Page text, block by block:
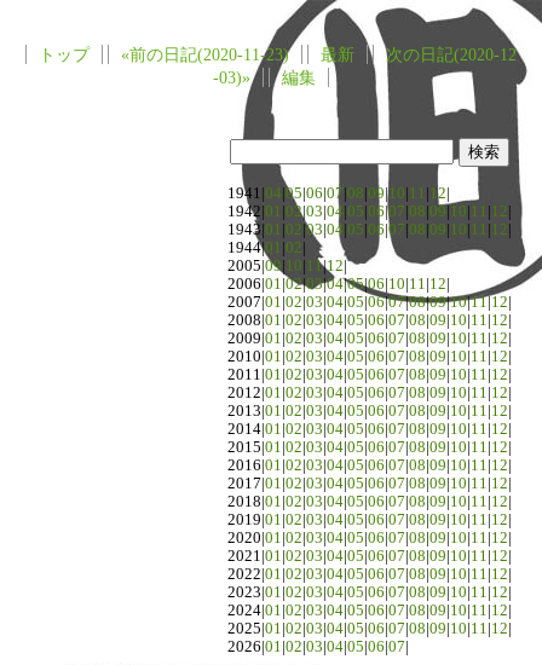
トップ «前の日記(2020-11-23) 最新
次の日記(2020-12
-03)»
編集
1941| 04 05 06 07 08 09 |10 11 12
1942| 01 02|03 04 05 06 |07 08 09 10 11 12
1943| 01 02 03 04 05 06 07 08 09 10 11 12
1944|01 02
2005| 09 10 11|12
2006| 01 02|03|04|05|06 10 11 12
2007| 01 02 03 04 05 06|07|08|09|10|11| 12
2008| 01 02 03 04 05 06 07 08 09 10 11 12
2009| 01 02 03 04 05 06 07 08 09 10 11 12
2010| 01 02 03 04 05 06 07 08 09 10 11 12
2011| 01 02 03 04 05 06 07 08 09 10 11 12
2012| 01 02 03 04 05 06 07 08 09 10 11 12
2013| 01 02 03 04 05 06 07 08 09 10 11 12
2014| 01 02 03 04 05 06 07 08 09 10 11 12
2015| 01 02 03 04 05 06 07 08 09 10 11 12
2016| 01 02 03 04 05 06 07 08 09 10 11 12
2017| 01 02 03 04 05 06 07 08 09 10 11 12
2018| 01 02 03 04 05 06 07 08 09 10 11 12
2019| 01 02 03 04 05 06 07 08 09 10 11 12
2020| 01 02 03 04 05 06 07 08 09 10 11 12
2021| 01 02 03 04 05 06 07 08 09 10 11 12
2022| 01 02 03 04 05 06 07 08 09 10 11 12
2023| 01 02 03 04 05 06 07 08 09 10 11 12
2024| 01 02 03 04 05 06 07 08 09 10 11 12
2025| 01 02 03 04 05 06 07 08 09 10 11 12
2026| 01 02 03 04 05 06 07